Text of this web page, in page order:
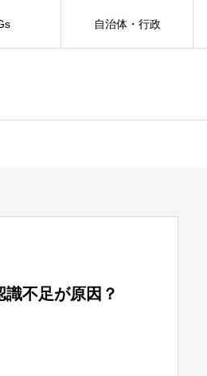
自治体・行政
不足が原因？